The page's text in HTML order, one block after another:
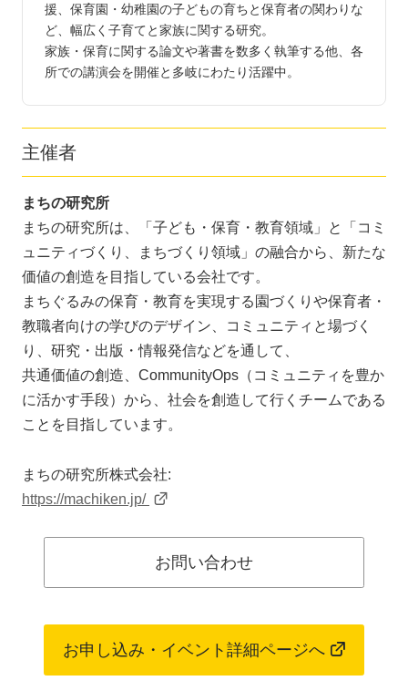
援、保育園・幼稚園の子どもの育ちと保育者の関わりな
ど、幅広く子育てと家族に関する研究。
家族・保育に関する論文や著書を数多く執筆する他、各
所での講演会を開催と多岐にわたり活躍中。
主催者
まちの研究所
まちの研究所は、「子ども・保育・教育領域」と「コミ
ュニティづくり、まちづくり領域」の融合から、新たな
価値の創造を目指している会社です。
まちぐるみの保育・教育を実現する園づくりや保育者・
教職者向けの学びのデザイン、コミュニティと場づく
り、研究・出版・情報発信などを通して、
共通価値の創造、CommunityOps（コミュニティを豊か
に活かす手段）から、社会を創造して行くチームである
ことを目指しています。
まちの研究所株式会社:
https://machiken.jp/
お問い合わせ
お申し込み・イベント詳細ページへ